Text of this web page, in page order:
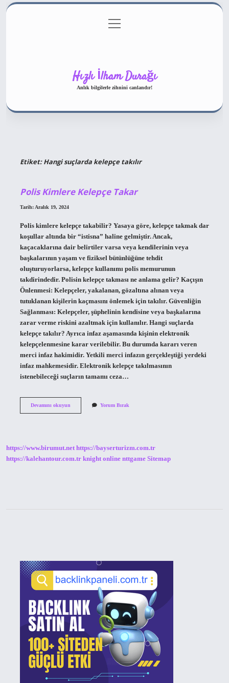
Gizlilik Politikası
menüyü
aç
Hızlı İlham Durağı
Anlık bilgilerle zihnini canlandır!
Etiket:Hangi suçlarda kelepçe takılır
Polis Kimlere Kelepçe Takar
Tarih: Aralık 19, 2024
Polis kimlere kelepçe takabilir? Yasaya göre, kelepçe takmak dar
koşullar altında bir “istisna” haline gelmiştir. Ancak,
kaçacaklarına dair belirtiler varsa veya kendilerinin veya
başkalarının yaşam ve fiziksel bütünlüğüne tehdit
oluşturuyorlarsa, kelepçe kullanımı polis memurunun
takdirindedir. Polisin kelepçe takması ne anlama gelir? Kaçışın
Önlenmesi: Kelepçeler, yakalanan, gözaltına alınan veya
tutuklanan kişilerin kaçmasını önlemek için takılır. Güvenliğin
Sağlanması: Kelepçeler, şüphelinin kendisine veya başkalarına
zarar verme riskini azaltmak için kullanılır. Hangi suçlarda
kelepçe takılır? Ayrıca infaz aşamasında kişinin elektronik
kelepçelenmesine karar verilebilir. Bu durumda kararı veren
merci infaz hakimidir. Yetkili merci infazın gerçekleştiği yerdeki
infaz mahkemesidir. Elektronik kelepçe takılmasının
istenebileceği suçların tamamı ceza…
Devamını okuyunPolis
Yorum Bırak
https://www.birumut.net https://bayserturizm.com.tr
https://kalehantour.com.tr knight online nttgame Sitemap